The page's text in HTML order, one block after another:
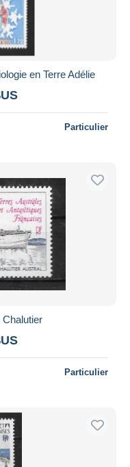
en Terre Adélie
Particulier
Particulier